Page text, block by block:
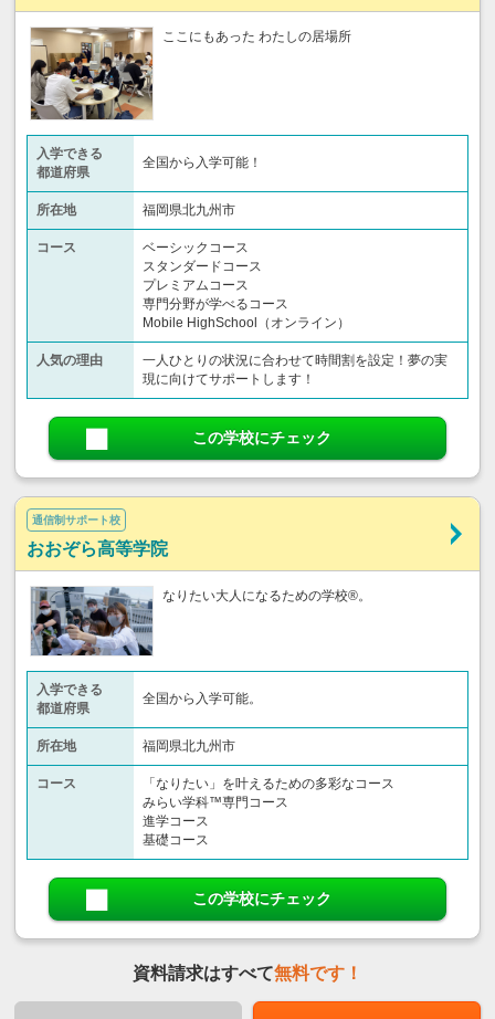
ここにもあった わたしの居場所
入学できる
都道府県
全国から入学可能！
所在地 福岡県北九州市
コース
ベーシックコース
スタンダードコース
プレミアムコース
専門分野が学べるコース
Mobile HighSchool（オンライン）
人気の理由
一人ひとりの状況に合わせて時間割を設定！夢の実
現に向けてサポートします！
この学校にチェック
通信制サポート校
おおぞら高等学院
なりたい大人になるための学校®。
入学できる
都道府県
全国から入学可能。
所在地 福岡県北九州市
コース
「なりたい」を叶えるための多彩なコース
みらい学科™専門コース
進学コース
基礎コース
この学校にチェック
資料請求はすべて無料です！